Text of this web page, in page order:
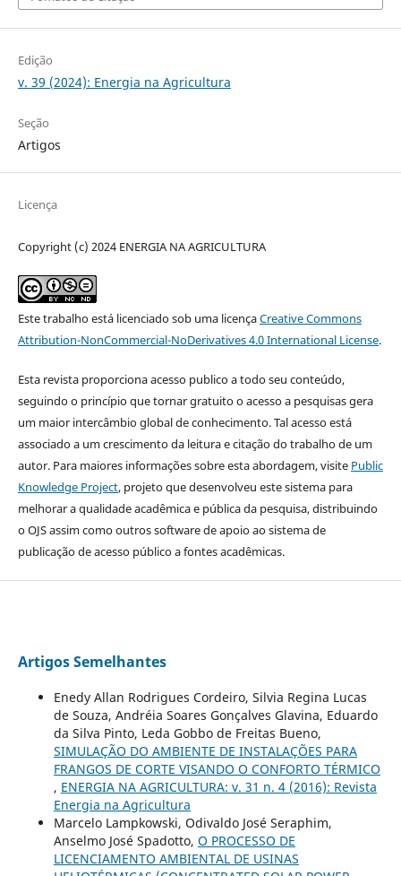
Edição
v. 39 (2024): Energia na Agricultura
Seção
Artigos
Licença
Copyright (c) 2024 ENERGIA NA AGRICULTURA
Este trabalho está licenciado sob uma licençaCreative Commons
Attribution-NonCommercial-NoDerivatives 4.0 International License.
Esta revista proporciona acesso publico a todo seu conteúdo,
seguindo o princípio que tornar gratuito o acesso a pesquisas gera
um maior intercâmbio global de conhecimento. Tal acesso está
associado a um crescimento da leitura e citação do trabalho de um
autor. Para maiores informações sobre esta abordagem, visite Public
Knowledge Project, projeto que desenvolveu este sistema para
melhorar a qualidade acadêmica e pública da pesquisa, distribuindo
o OJS assim como outros software de apoio ao sistema de
publicação de acesso público a fontes acadêmicas.
Artigos Semelhantes
Enedy Allan Rodrigues Cordeiro, Silvia Regina Lucas
de Souza, Andréia Soares Gonçalves Glavina, Eduardo
da Silva Pinto, Leda Gobbo de Freitas Bueno,
SIMULAÇÃO DO AMBIENTE DE INSTALAÇÕES PARA
FRANGOS DE CORTE VISANDO O CONFORTO TÉRMICO
, ENERGIA NA AGRICULTURA: v. 31 n. 4 (2016): Revista
Energia na Agricultura
Marcelo Lampkowski, Odivaldo José Seraphim,
Anselmo José Spadotto, O PROCESSO DE
LICENCIAMENTO AMBIENTAL DE USINAS